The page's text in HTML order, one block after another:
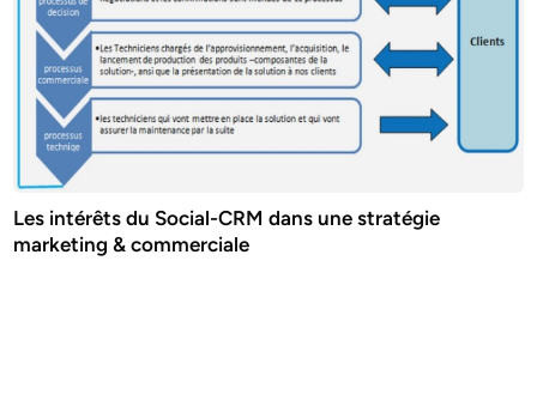
Les intérêts du Social-CRM dans une stratégie
marketing & commerciale